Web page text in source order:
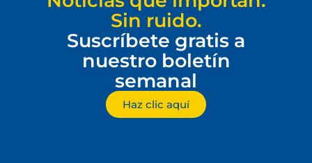
Sin ruido.
Suscríbete gratis a
nuestro boletín
semanal
Haz clic aquí